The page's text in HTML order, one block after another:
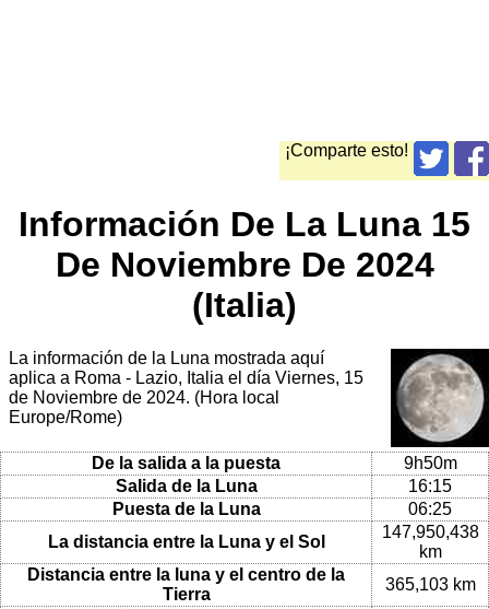
¡Comparte esto!
Información De La Luna 15
De Noviembre De 2024
(Italia)
La información de la Luna mostrada aquí
aplica a Roma - Lazio, Italia el día Viernes, 15
de Noviembre de 2024. (Hora local
Europe/Rome)
De la salida a la puesta
9h50m
Salida de la Luna
16:15
Puesta de la Luna
06:25
La distancia entre la Luna y el Sol
147,950,438
km
Distancia entre la luna y el centro de la
Tierra
365,103 km